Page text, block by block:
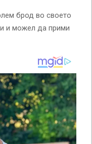
брод во своето
и можел да прими